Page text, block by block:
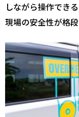
しながら操作でき
現場の安全性が格段